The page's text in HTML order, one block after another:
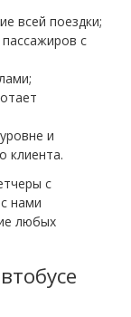
всей поездки;
с
и
клиента.
с
нами
любых